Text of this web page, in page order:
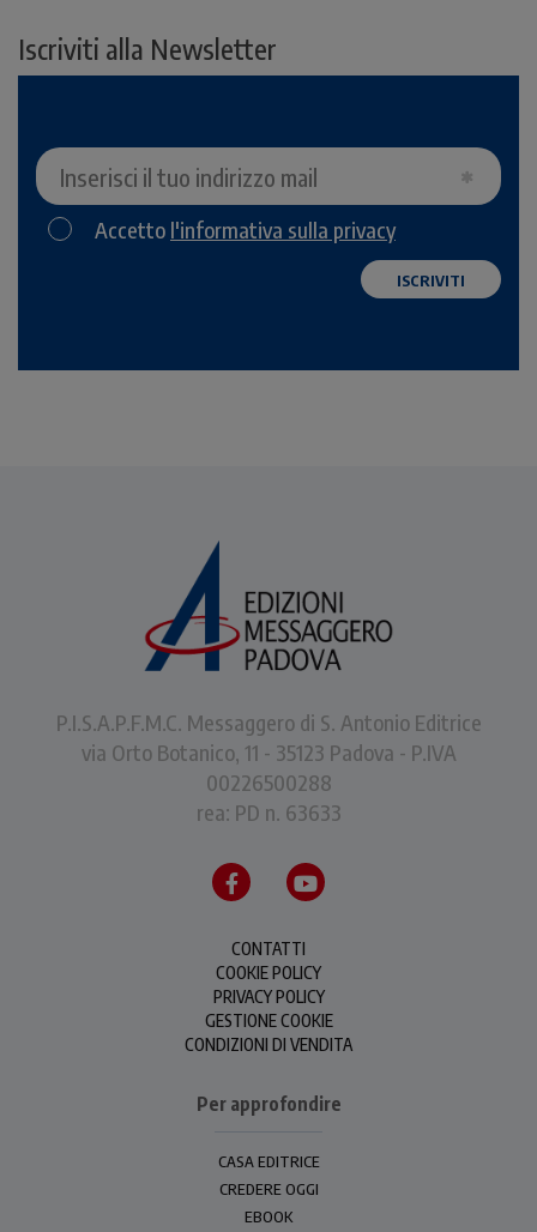
Iscriviti alla Newsletter
Accetto l'informativa sulla privacy
ISCRIVITI
P.I.S.A.P.F.M.C. Messaggero di S. Antonio Editrice
via Orto Botanico, 11 - 35123 Padova - P.IVA
00226500288
rea: PD n. 63633
CONTATTI
COOKIE POLICY
PRIVACY POLICY
GESTIONE COOKIE
CONDIZIONI DI VENDITA
Per approfondire
CASA EDITRICE
CREDERE OGGI
EBOOK